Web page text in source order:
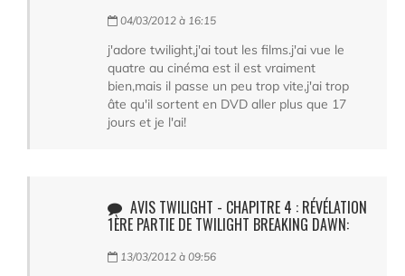
04/03/2012 à 16:15
j'adore twilight,j'ai tout les films.j'ai vue le
quatre au cinéma est il est vraiment
bien,mais il passe un peu trop vite,j'ai trop
âte qu'il sortent en DVD aller plus que 17
jours et je l'ai!
AVIS TWILIGHT - CHAPITRE 4 : RÉVÉLATION
1ÈRE PARTIE DE TWILIGHT BREAKING DAWN:
13/03/2012 à 09:56